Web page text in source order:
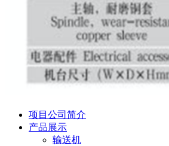
项目公司简介
产品展示
输送机